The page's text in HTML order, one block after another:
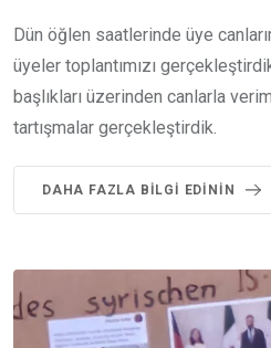
Dün öğlen saatlerinde üye
üyeler toplantımızı
başlıkları üzerinden canlarla
tartışmalar gerçekleştirdik.
DAHA FAZLA BILGI EDININ